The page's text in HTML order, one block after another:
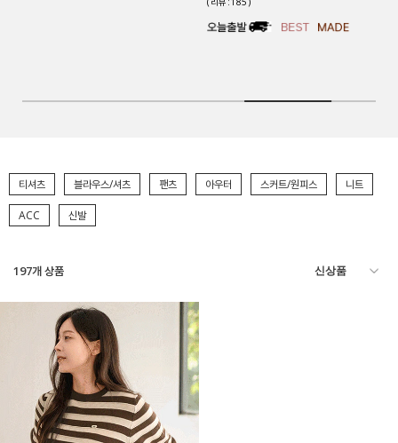
39,900
(리뷰:165)
티셔츠 블라우스/셔츠 팬츠 아우터 스커트/원피스 니트
ACC 신발
197개 상품